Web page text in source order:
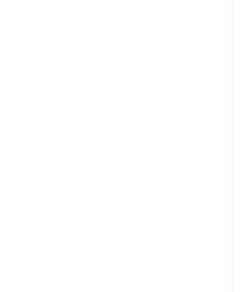
je 5 z 5 hvězdiček.
je 5 z 5 hvězdiček.